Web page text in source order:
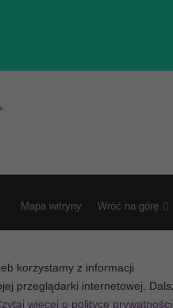
Mapa witryny Wróć na górę
korzystamy z informacji
przeglądarki internetowej.
więcej o polityce prywatności